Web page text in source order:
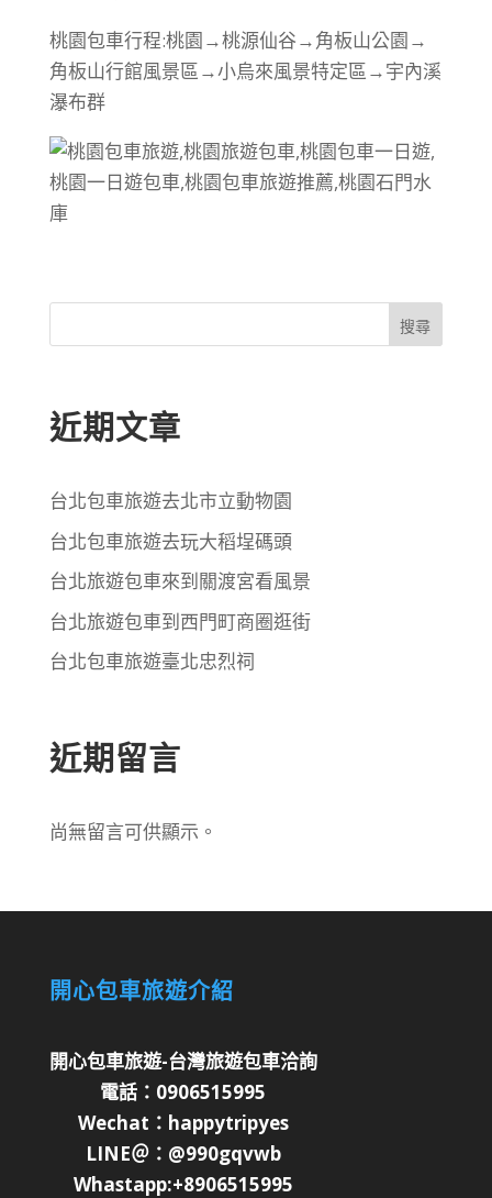
桃園包車行程:桃園→桃源仙谷→角板山公園→
角板山行館風景區→小烏來風景特定區→宇內溪
瀑布群
搜尋
近期文章
台北包車旅遊去北市立動物園
台北包車旅遊去玩大稻埕碼頭
台北旅遊包車來到關渡宮看風景
台北旅遊包車到西門町商圈逛街
台北包車旅遊臺北忠烈祠
近期留言
尚無留言可供顯示。
開心包車旅遊介紹
開心包車旅遊-台灣旅遊包車洽詢
電話：0906515995
Wechat：happytripyes
LINE＠：@990gqvwb
Whastapp:+8906515995